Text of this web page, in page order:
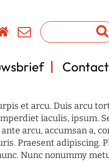
Contact
et arcu. Duis arcu
iaculis, ipsum.
arcu, accumsan a,
Praesent adipiscing.
Nunc nonummy